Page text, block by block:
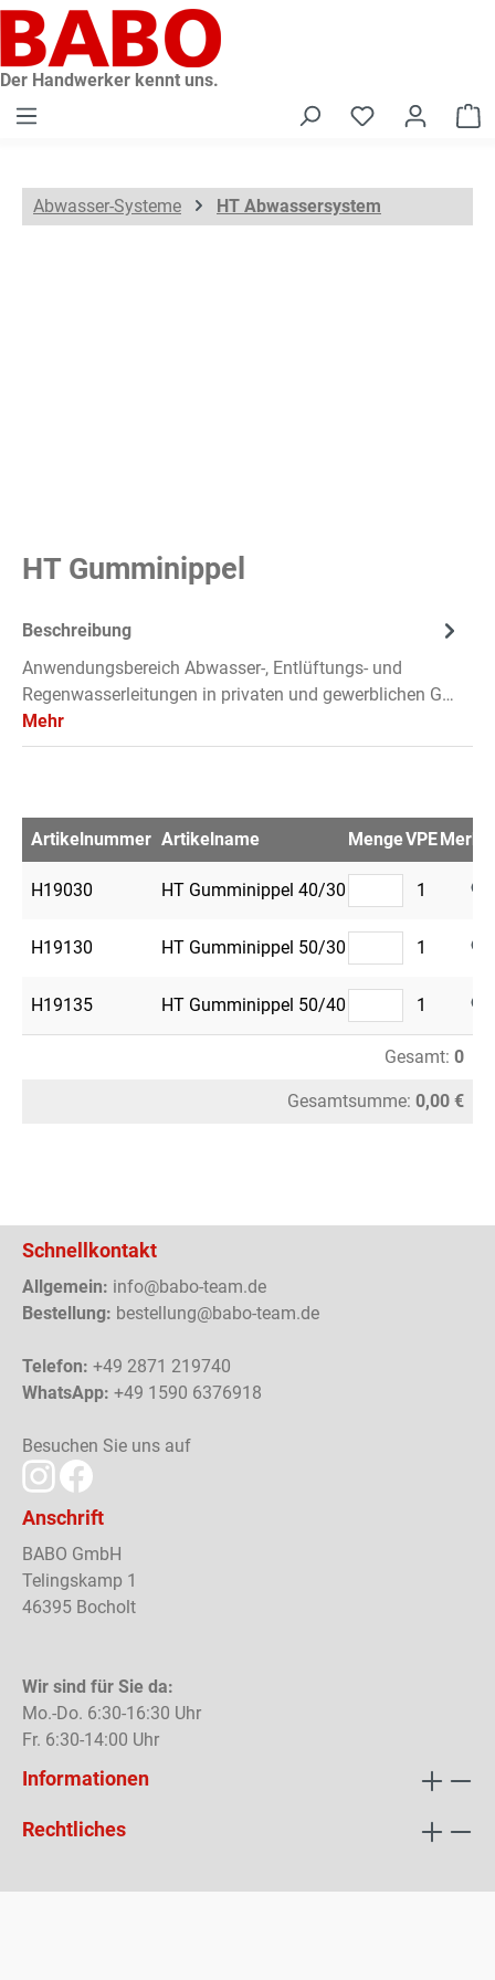
springen
Der Handwerker kennt uns.
Abwasser-Systeme HT Abwassersystem
HT Gumminippel
Beschreibung
Anwendungsbereich Abwasser-, Entlüftungs- und
Regenwasserleitungen in privaten und gewerblichen G…
Mehr
Artikelnummer Artikelname MengeVPE
H19030 HT Gumminippel 40/30 1
H19130 HT Gumminippel 50/30 1
H19135 HT Gumminippel 50/40 1
Gesamt: 0
Gesamtsumme: 0,00 €
Schnellkontakt
Allgemein: info@babo-team.de
Bestellung: bestellung@babo-team.de
Telefon: +49 2871 219740
WhatsApp: +49 1590 6376918
Besuchen Sie uns auf
Anschrift
BABO GmbH
Telingskamp 1
46395 Bocholt
Wir sind für Sie da:
Mo.-Do. 6:30-16:30 Uhr
Fr. 6:30-14:00 Uhr
Informationen
Rechtliches